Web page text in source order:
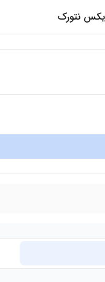
نتورک